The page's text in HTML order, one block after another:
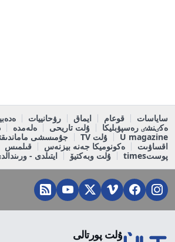
ساياسات قوعام ايماق رۋحانييات
ەكٸنشٸ رەسپۋبليكا
ۇلت تاريحى ەلەمدە
U magazine
ۇلت TV
جۇمىسشى
اقساۋىت
ەكونوميكا جەنە بيزنەس قىلمىس
پوستtimes
ۇلت وبەكتيۆ ايتىلدى -
ۇلت پورتالى